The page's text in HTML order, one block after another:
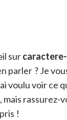
sur
parler ? Je
voulu voir ce
rassurez-
!